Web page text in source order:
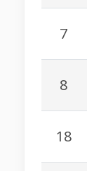
7
8
18